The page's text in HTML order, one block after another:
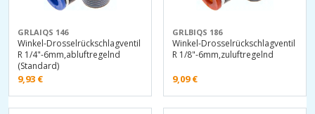
GRLAIQS 146
Winkel-Drosselrückschlagventil
R 1/4"-6mm,abluftregelnd
(Standard)
9,93 €
GRLBIQS 186
Winkel-Drosselrückschlagventil
R 1/8"-6mm,zuluftregelnd
9,09€